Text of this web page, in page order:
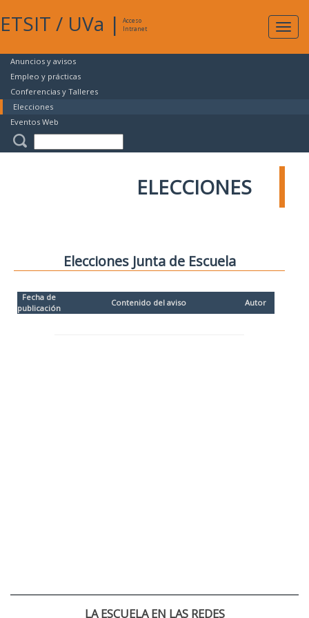
ETSIT / UVa |
Acceso
Intranet
Anuncios y avisos
Empleo y prácticas
Conferencias y Talleres
Elecciones
Eventos Web
ELECCIONES
Elecciones Junta de Escuela
Fecha de
publicación
Contenido del aviso Autor
LA ESCUELA EN LAS REDES